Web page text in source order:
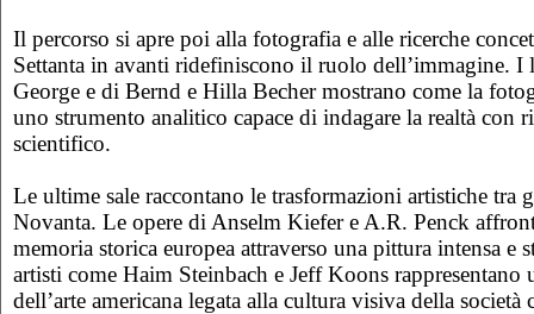
Il percorso si apre poi alla fotografia e alle ricerche
Settanta in avanti ridefiniscono il ruolo dell’immagine.
George e di Bernd e Hilla Becher mostrano come la
uno strumento analitico capace di indagare la realtà con
scientifico.
Le ultime sale raccontano le trasformazioni artistiche tra
Novanta. Le opere di Anselm Kiefer e A.R. Penck
memoria storica europea attraverso una pittura intensa e
artisti come Haim Steinbach e Jeff Koons rappresentano
dell’arte americana legata alla cultura visiva della società